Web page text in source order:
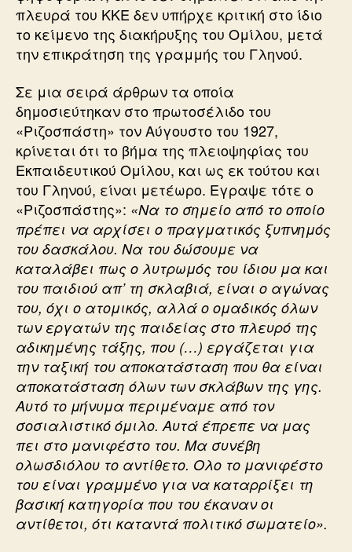
πλευρά του ΚΚΕ δεν υπήρχε κριτική στο ίδιο
το κείμενο της διακήρυξης του Ομίλου, μετά
την επικράτηση της γραμμής του Γληνού.
Σε μια σειρά άρθρων τα οποία
δημοσιεύτηκαν στο πρωτοσέλιδο του
«Ριζοσπάστη» τον Αύγουστο του 1927,
κρίνεται ότι το βήμα της πλειοψηφίας του
Εκπαιδευτικού Ομίλου, και ως εκ τούτου και
του Γληνού, είναι μετέωρο. Εγραψε τότε ο
«Ριζοσπάστης»: «Να το σημείο από το οποίο
πρέπει να αρχίσει ο πραγματικός ξυπνημός
του δασκάλου. Να του δώσουμε να
καταλάβει πως ο λυτρωμός του ίδιου μα και
του παιδιού απ’ τη σκλαβιά, είναι ο αγώνας
του, όχι ο ατομικός, αλλά ο ομαδικός όλων
των εργατών της παιδείας στο πλευρό της
αδικημένης τάξης, που (…) εργάζεται για
την ταξική του αποκατάσταση που θα είναι
αποκατάσταση όλων των σκλάβων της γης.
Αυτό το μήνυμα περιμέναμε από τον
σοσιαλιστικό όμιλο. Αυτά έπρεπε να μας
πει στο μανιφέστο του. Μα συνέβη
ολωσδιόλου το αντίθετο. Ολο το μανιφέστο
του είναι γραμμένο για να καταρρίξει τη
βασική κατηγορία που του έκαναν οι
αντίθετοι, ότι καταντά πολιτικό σωματείο».